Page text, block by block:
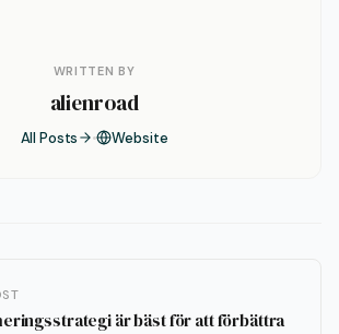
WRITTEN BY
alienroad
All Posts Website
är bäst för att förbättra